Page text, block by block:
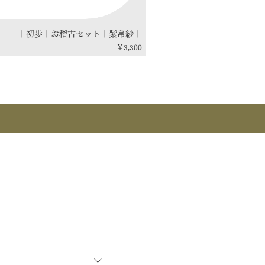
｜初歩｜お稽古セット｜紫帛紗｜
価格
￥3,300